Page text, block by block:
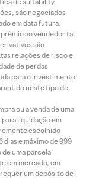
são negociados
em data futura,
ao vendedor tal
são
relações de risco e
de perdas
para o investimento
neste tipo de
ou a venda de uma
liquidação em
escolhido
e máximo de 999
uma parcela
em mercado, em
um depósito de